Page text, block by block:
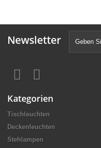
Newsletter
Kategorien
Tischleuchten
Deckenleuchten
Stehlampen